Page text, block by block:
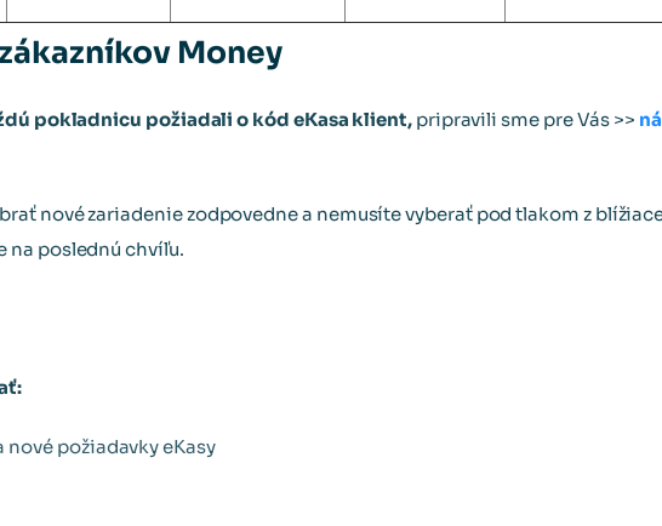
Money
pokladnicu požiadali o kód eKasa klient, pripravili sme pre Vás >>
nové zariadenie zodpovedne a nemusíte vyberať pod tlakom z
na poslednú chvíľu.
požiadavky eKasy